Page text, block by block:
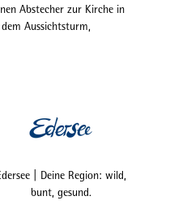
Abstecher zur Kirche in
Aussichtsturm,
| Deine Region: wild,
bunt, gesund.